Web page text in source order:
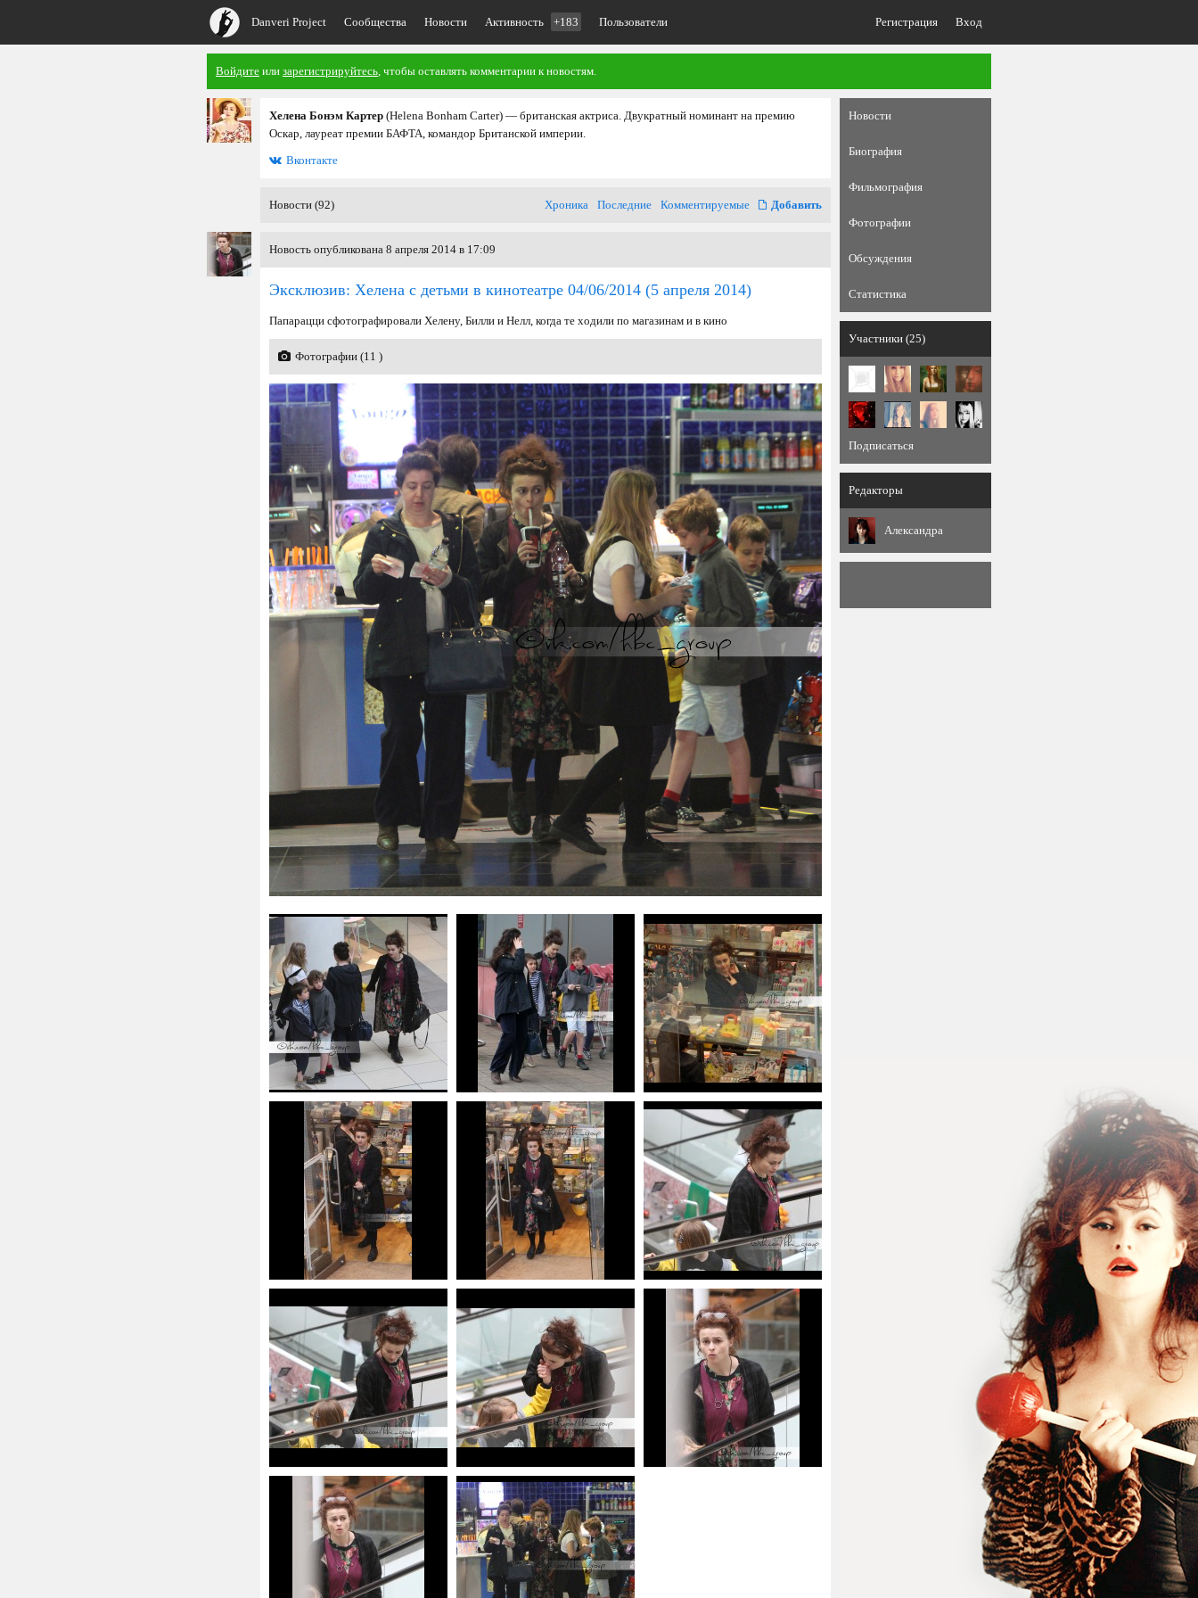
Danveri Project Сообщества Новости Активность +183 Пользователи Регистрация Вход
Войдите или зарегистрируйтесь, чтобы оставлять комментарии к новостям.
Хелена Бонэм Картер (Helena Bonham Carter) — британская актриса. Двукратный номинант на премию
Оскар, лауреат премии БАФТА, командор Британской империи.
Вконтакте
Новости (92) Хроника Последние Комментируемые Добавить
Новость опубликована 8 апреля 2014 в 17:09
Эксклюзив: Хелена с детьми в кинотеатре 04/06/2014 (5 апреля 2014)
Папарацци сфотографировали Хелену, Билли и Нелл, когда те ходили по магазинам и в кино
Фотографии (11 )
Новости
Биография
Фильмография
Фотографии
Обсуждения
Статистика
Участники (25)
Подписаться
Редакторы
Александра